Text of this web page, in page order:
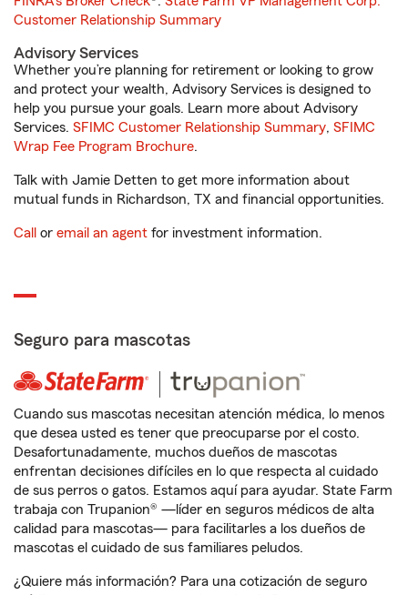
Customer Relationship Summary
Advisory Services
Whether you’re planning for retirement or looking to grow
and protect your wealth, Advisory Services is designed to
help you pursue your goals. Learn more about Advisory
Services. SFIMC Customer Relationship Summary, SFIMC
Wrap Fee Program Brochure.
Talk with Jamie Detten to get more information about
mutual funds in Richardson, TX and financial opportunities.
Call or email an agent for investment information.
Seguro para mascotas
Cuando sus mascotas necesitan atención médica, lo menos
que desea usted es tener que preocuparse por el costo.
Desafortunadamente, muchos dueños de mascotas
enfrentan decisiones difíciles en lo que respecta al cuidado
de sus perros o gatos. Estamos aquí para ayudar. State Farm
trabaja con Trupanion® —líder en seguros médicos de alta
calidad para mascotas— para facilitarles a los dueños de
mascotas el cuidado de sus familiares peludos.
¿Quiere más información? Para una cotización de seguro